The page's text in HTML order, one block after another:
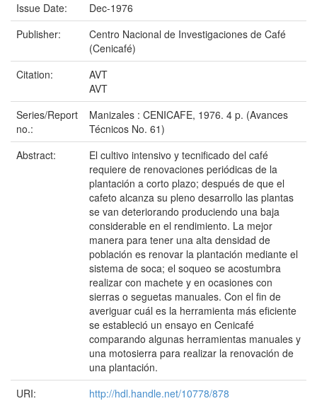
Issue Date:
Dec-1976
Publisher:
Centro Nacional de Investigaciones de Café
(Cenicafé)
Citation:
AVT
AVT
Series/Report
no.:
Manizales : CENICAFE, 1976. 4 p. (Avances
Técnicos No. 61)
Abstract:
El cultivo intensivo y tecnificado del café
requiere de renovaciones periódicas de la
plantación a corto plazo; después de que el
cafeto alcanza su pleno desarrollo las plantas
se van deteriorando produciendo una baja
considerable en el rendimiento. La mejor
manera para tener una alta densidad de
población es renovar la plantación mediante el
sistema de soca; el soqueo se acostumbra
realizar con machete y en ocasiones con
sierras o seguetas manuales. Con el fin de
averiguar cuál es la herramienta más eficiente
se estableció un ensayo en Cenicafé
comparando algunas herramientas manuales y
una motosierra para realizar la renovación de
una plantación.
URI:
http://hdl.handle.net/10778/878